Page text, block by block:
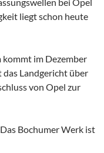
liegt schon heute
im Dezember
Landgericht über
von Opel zur
Bochumer Werk ist